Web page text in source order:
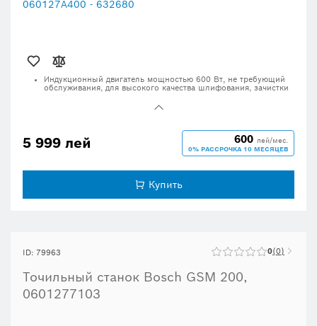
Индукционный двигатель мощностью 600 Вт, не требующий
обслуживания, для высокого качества шлифования, зачистки
Прочный литой алюминиевый корпус с закрытыми
Массивное основание обеспечивает безопасность и
В комплект входят опоры для заготовок, регулируемые без
искрозащитные крышки.
5 999 лей 600 лей/мес.
0% РАССРОЧКА 10 МЕСЯЦЕВ
Купить
ID: 79963 0 0
Точильный станок Bosch GSM 200,
0601277103